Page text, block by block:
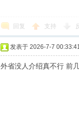
回复 支持
发表于 2026-7-7
外省没人介绍真不行 前